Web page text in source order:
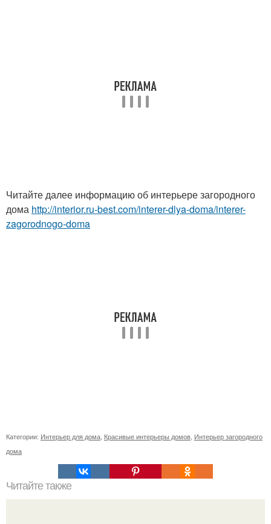
Читайте далее информацию об интерьере загородного
дома http://interior.ru-best.com/interer-dlya-doma/interer-
zagorodnogo-doma
Категории: Интерьер для дома Красивые интерьеры домов Интерьер загородного
дома
Читайте также